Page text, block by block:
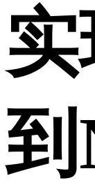
到